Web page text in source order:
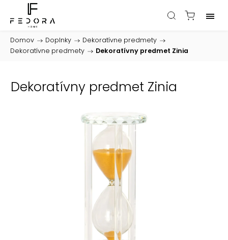
Domov / Doplnky / Dekoratívne predmety /
Dekoratívne predmety / Dekoratívny predmet Zinia
Dekoratívny predmet Zinia